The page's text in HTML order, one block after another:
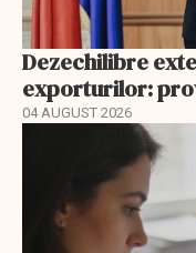
Dezechilibre
exporturilor:
04 AUGUST 2026